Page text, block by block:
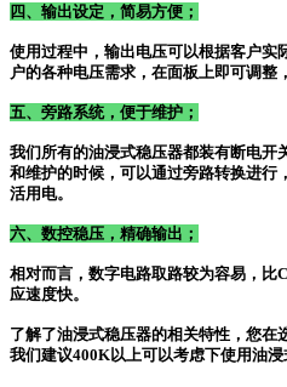
四、输出设定，简易方便；
使用过程中，输出电压可以根据客户实
户的各种电压需求，在面板上即可调整
五、旁路系统，便于维护；
我们所有的油浸式稳压器都装有断电开
和维护的时候，可以通过旁路转换进行
活用电。
六、数控稳压，精确输出；
相对而言，数字电路取路较为容易，比
应速度快。
了解了油浸式稳压器的相关特性，您在
我们建议400K以上可以考虑下使用油浸